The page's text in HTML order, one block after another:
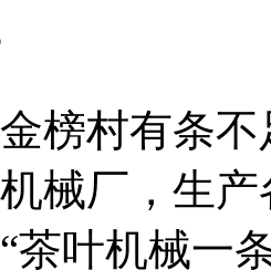
村有条不
械厂，生
茶叶机械一